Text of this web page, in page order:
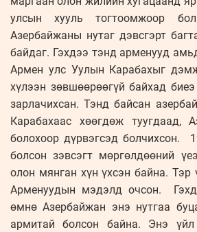
улсын хууль тогтоомжоор
Азербайжаны нутаг дэвсгэрт
байдаг. Гэхдээ тэнд арменууд
Армен улс Уулын Карабахыг
хүлээн зөвшөөрөөгүй байхад
зарлачихсан. Тэнд байсан
Карабахаас хөөгдөж туугдаад,
болохоор дүрвэгсэд болчихсон.
болсон зэвсэгт мөргөлдөөний
олон мянган хүн үхсэн байна.
Арменуудын мэдэлд очсон.
өмнө Азербайжан энэ нутгаа
армитай болсон байна. Энэ